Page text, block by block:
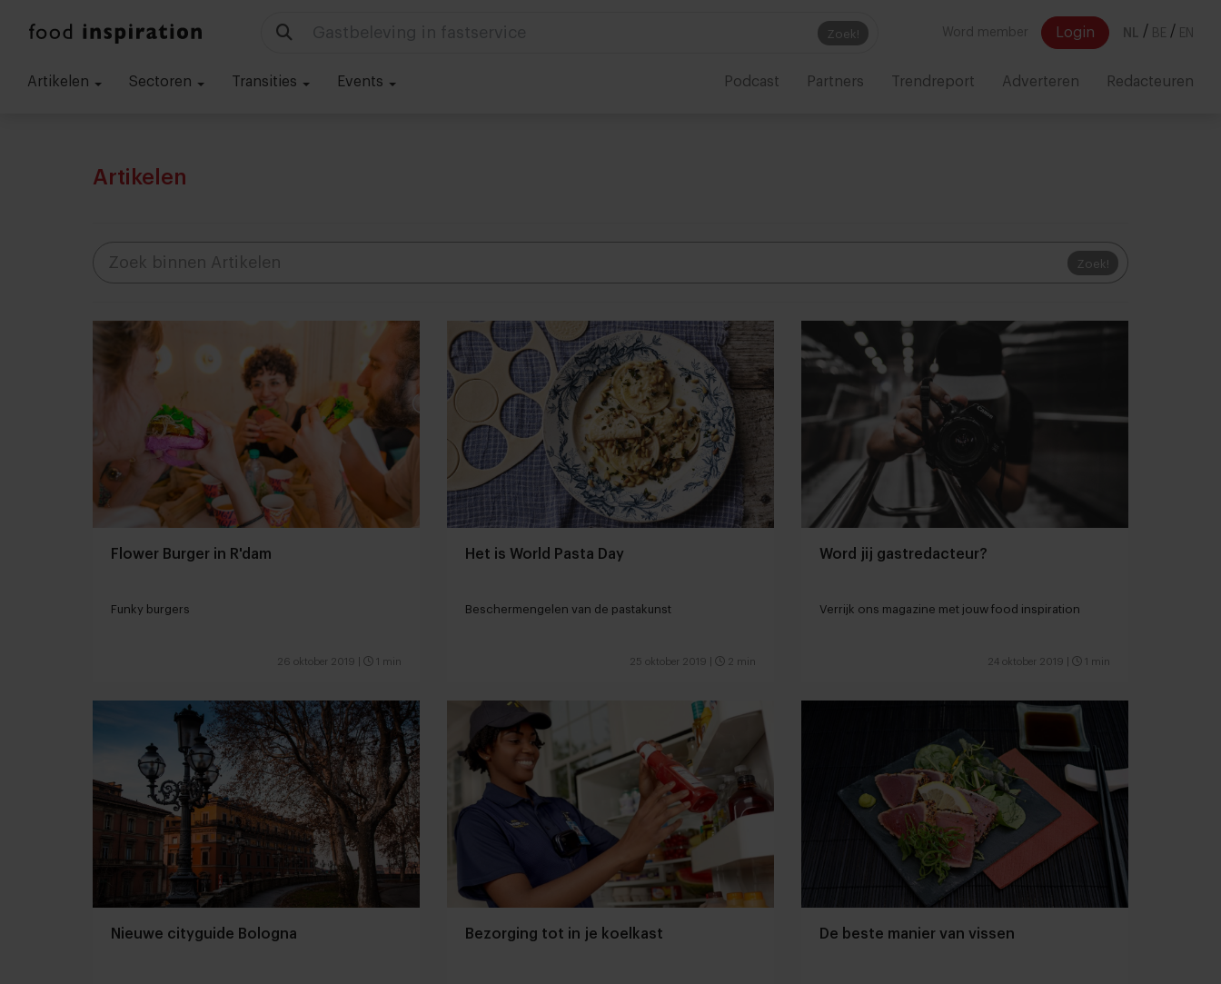
Zoek!
Gastbeleving in fastservice Word member Login NL / BE / EN
Artikelen Sectoren Transities Events Podcast Partners Trendreport Adverteren Redacteuren
Artikelen
Zoek!
Flower Burger in R'dam
Funky burgers
26 oktober 2019 1 min
Het is World Pasta Day
Beschermengelen van de pastakunst
25 oktober 2019 2 min
Word jij gastredacteur?
Verrijk ons magazine met jouw food inspiration
24 oktober 2019 1 min
Nieuwe cityguide Bologna Bezorging tot in je koelkast De beste manier van vissen